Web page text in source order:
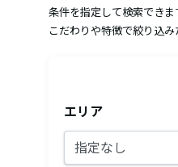
条件を指定して検索できま
こだわりや特徴で絞り込み
エリア